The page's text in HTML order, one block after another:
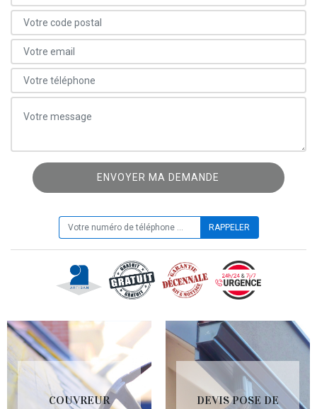
COUVREUR
DEVIS POSE DE